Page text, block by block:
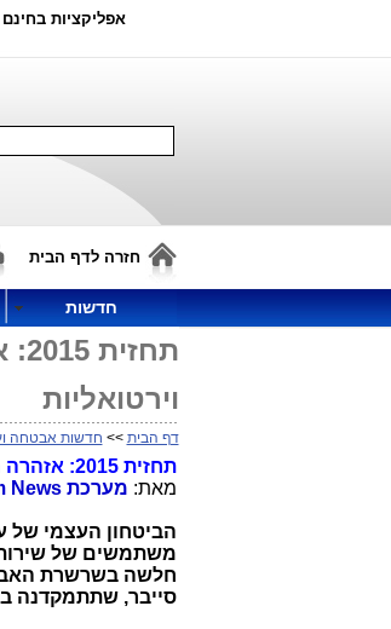
אפליקציות בחינם
חזרה לדף הבית
חדשות
וירטואליות
דף הבית >> חדשות אבטחה
תחזית 2015: אזהרה ממדפסות רשת, כספומטים ומערכות תשלומים וירטואליות
מאת: מערכתNews
הביטחון העצמי של
משתמשים של
חלשה בשרשרת
סייבר, שתתמקדנה